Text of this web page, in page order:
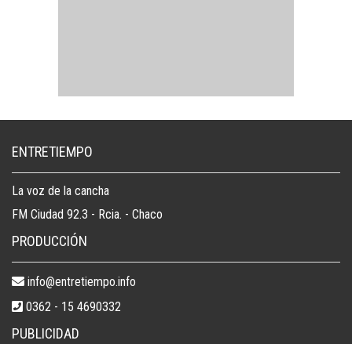
ENTRETIEMPO
La voz de la cancha
FM Ciudad 92.3 - Rcia. - Chaco
PRODUCCIÓN
info@entretiempo.info
0362 - 15 4690332
PUBLICIDAD